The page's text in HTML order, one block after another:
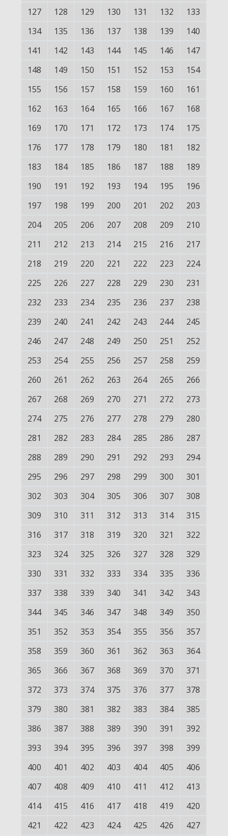
127
128 129 130 131 132
133
134
135 136 137 138 139
140
141
142 143 144 145 146
147
148
149 150 151 152 153
154
155
156 157 158 159 160
161
162
163 164 165 166 167
168
169
170 171 172 173 174
175
176
177 178 179 180 181
182
183
184 185 186 187 188
189
190
191 192 193 194 195
196
197
198 199 200 201 202
203
204
205 206 207 208 209
210
211
212 213 214 215 216
217
218
219 220 221 222 223
224
225
226 227 228 229 230
231
232
233 234 235 236 237
238
239
240 241 242 243 244
245
246
247 248 249 250 251
252
253
254 255 256 257 258
259
260
261 262 263 264 265
266
267
268 269 270 271 272
273
274
275 276 277 278 279
280
281
282 283 284 285 286
287
288
289 290 291 292 293
294
295
296 297 298 299 300
301
302
303 304 305 306 307
308
309
310 311 312 313 314
315
316
317 318 319 320 321
322
323
324 325 326 327 328
329
330
331 332 333 334 335
336
337
338 339 340 341 342
343
344
345 346 347 348 349
350
351
352 353 354 355 356
357
358
359 360 361 362 363
364
365
366 367 368 369 370
371
372
373 374 375 376 377
378
379
380 381 382 383 384
385
386
387 388 389 390 391
392
393
394 395 396 397 398
399
400
401 402 403 404 405
406
407
408 409 410 411 412
413
414
415 416 417 418 419
420
421
422 423 424 425 426 427